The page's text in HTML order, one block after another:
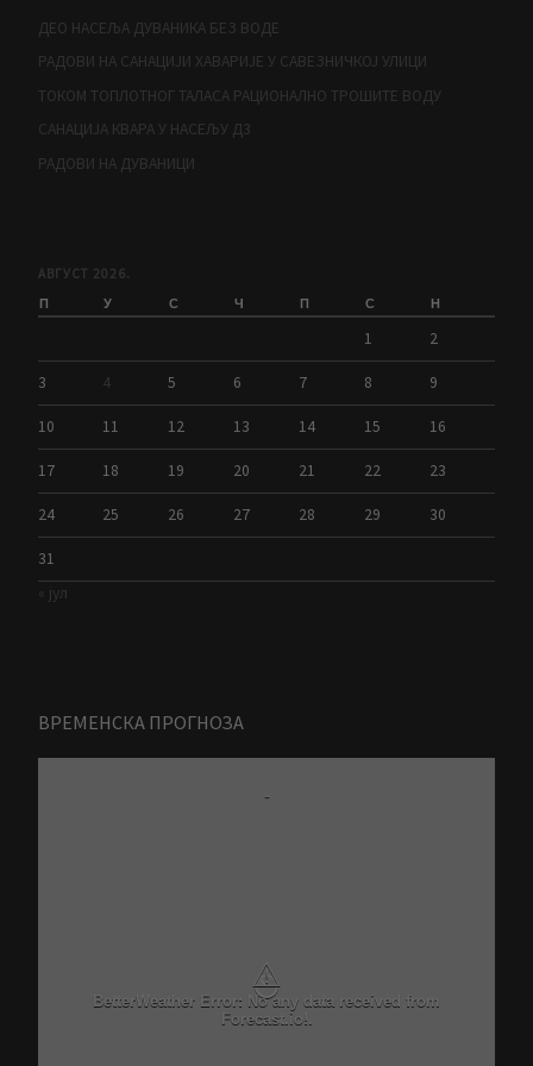
ДЕО НАСЕЉА ДУВАНИКА БЕЗ ВОДЕ
РАДОВИ НА САНАЦИЈИ ХАВАРИЈЕ У САВЕЗНИЧКОЈ УЛИЦИ
ТОКОМ ТОПЛОТНОГ ТАЛАСА РАЦИОНАЛНО ТРОШИТЕ ВОДУ
САНАЦИЈА КВАРА У НАСЕЉУ Д3
РАДОВИ НА ДУВАНИЦИ
АВГУСТ 2026.
П У С Ч П С Н
1 2
3 4 5 6 7 8 9
10 11 12 13 14 15 16
17 18 19 20 21 22 23
24 25 26 27 28 29 30
31
« јул
ВРЕМЕНСКА ПРОГНОЗА
-
⚠
BetterWeather Error: No any data received from
Forecast.io!.